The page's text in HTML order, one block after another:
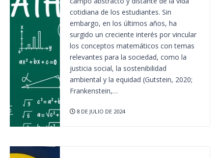
cotidiana de los estudiantes. Sin
embargo, en los últimos años, ha
surgido un creciente interés por vincular
los conceptos matemáticos con temas
relevantes para la sociedad, como la
justicia social, la sostenibilidad
ambiental y la equidad (Gutstein, 2020;
Frankenstein,…
8 DE JULIO DE 2024